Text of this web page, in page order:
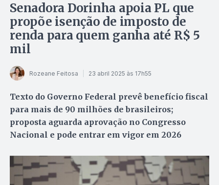
Senadora Dorinha apoia PL que
propõe isenção de imposto de
renda para quem ganha até R$ 5
mil
Rozeane Feitosa 23 abril 2025 às 17h55
Texto do Governo Federal prevê benefício fiscal
para mais de 90 milhões de brasileiros;
proposta aguarda aprovação no Congresso
Nacional e pode entrar em vigor em 2026